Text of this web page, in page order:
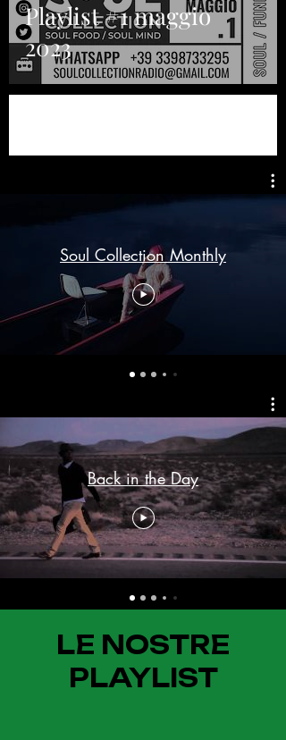
Playlist #1 maggio
2023
Soul Collection Monthly
Back in the Day
LE NOSTRE
PLAYLIST